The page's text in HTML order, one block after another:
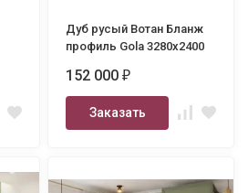
Дуб русый Вотан Бланж
профиль Gola 3280х2400
152 000₽
Заказать